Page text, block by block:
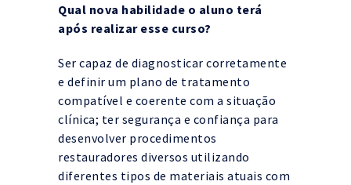
Qual nova habilidade o aluno terá
após realizar esse curso?
Ser capaz de diagnosticar corretamente
e definir um plano de tratamento
compatível e coerente com a situação
clínica; ter segurança e confiança para
desenvolver procedimentos
restauradores diversos utilizando
diferentes tipos de materiais atuais com